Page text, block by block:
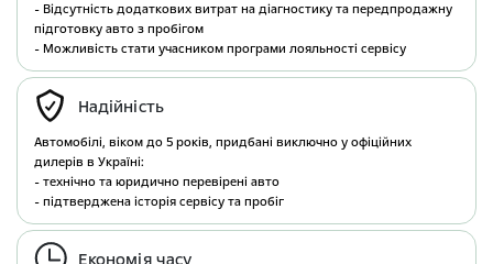
- Відсутність додаткових витрат на діагностику та передпродажну
підготовку авто з пробігом
- Можливість стати учасником програми лояльності сервісу
Надійність
Автомобілі, віком до 5 років, придбані виключно у офіційних
дилерів в Україні:
- технічно та юридично перевірені авто
- підтверджена історія сервісу та пробіг
Економія часу